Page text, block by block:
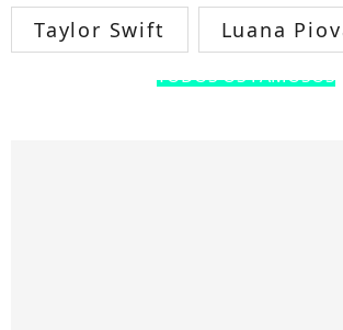
Taylor Swift Luana
TODOS OS FAMOSOS